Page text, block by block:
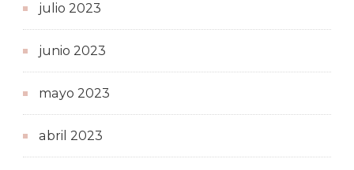
julio 2023
junio 2023
mayo 2023
abril 2023